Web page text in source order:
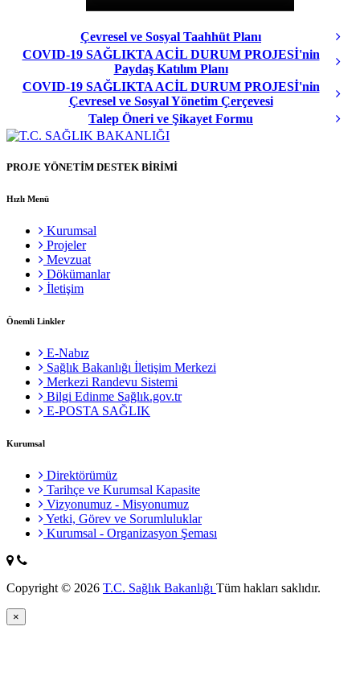
Çevresel ve Sosyal Taahhüt Planı
COVID-19 SAĞLIKTA ACİL DURUM PROJESİ'nin
Paydaş Katılım Planı
COVID-19 SAĞLIKTA ACİL DURUM PROJESİ'nin
Çevresel ve Sosyal Yönetim Çerçevesi
Talep Öneri ve Şikayet Formu
PROJE YÖNETİM DESTEK BİRİMİ
Hızlı Menü
Kurumsal
Projeler
Mevzuat
Dökümanlar
İletişim
Önemli Linkler
E-Nabız
Sağlık Bakanlığı İletişim Merkezi
Merkezi Randevu Sistemi
Bilgi Edinme Sağlık.gov.tr
E-POSTA SAĞLIK
Kurumsal
Direktörümüz
Tarihçe ve Kurumsal Kapasite
Vizyonumuz - Misyonumuz
Yetki, Görev ve Sorumluluklar
Kurumsal - Organizasyon Şeması
Copyright © 2026 T.C. Sağlık Bakanlığı Tüm hakları saklıdır.
×